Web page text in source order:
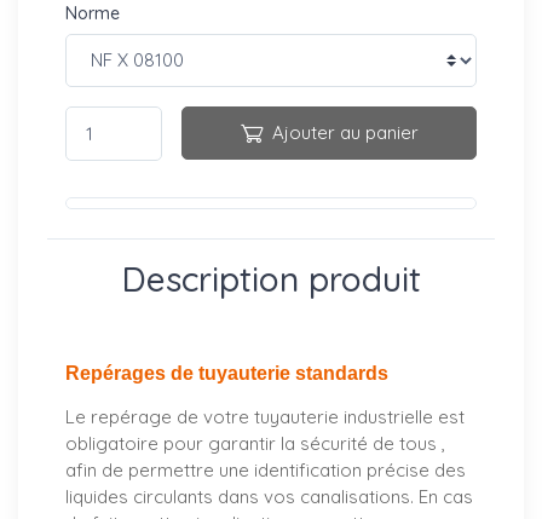
Norme
Ajouter au panier
Description produit
Repérages de tuyauterie standards
Le repérage de votre tuyauterie industrielle est
obligatoire pour garantir la sécurité de tous ,
afin de permettre une identification précise des
liquides circulants dans vos canalisations. En cas